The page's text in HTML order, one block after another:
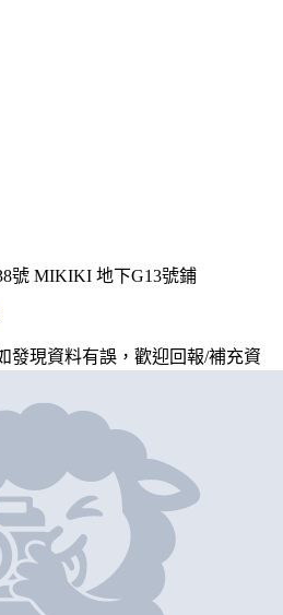
號 MIKIKI 地下G13號鋪
發現資料有誤，歡迎回報/補充資